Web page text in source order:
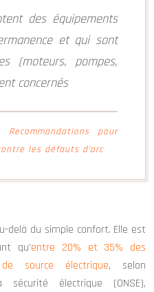
des équipements
et qui sont
(moteurs, pompes,
concernés
pour
les défauts d’arc
delà du simple confort. Elle est
qu’entre 20% et 35% des
source électrique, selon
électrique (ONSE),